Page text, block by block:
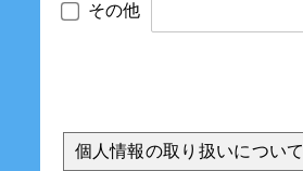
その他
個人情報の取り扱いについて